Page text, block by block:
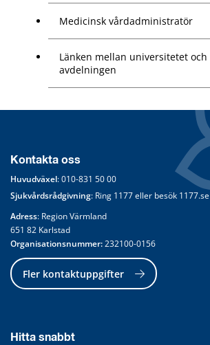
Medicinsk vårdadministratör
Länken mellan universitetet och
avdelningen
Kontakta oss
Huvudväxel: 010-831 50 00
Sjukvårdsrådgivning: Ring 1177 eller besök 1177.se
Adress: Region Värmland
651 82 Karlstad
Organisationsnummer: 232100-0156
Fler kontaktuppgifter
Hitta snabbt